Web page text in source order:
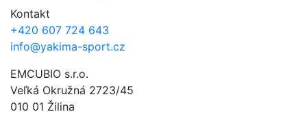
Kontakt
+420 607 724 643
info@yakima-sport.cz
EMCUBIO s.r.o.
Veľká Okružná 2723/45
010 01 Žilina